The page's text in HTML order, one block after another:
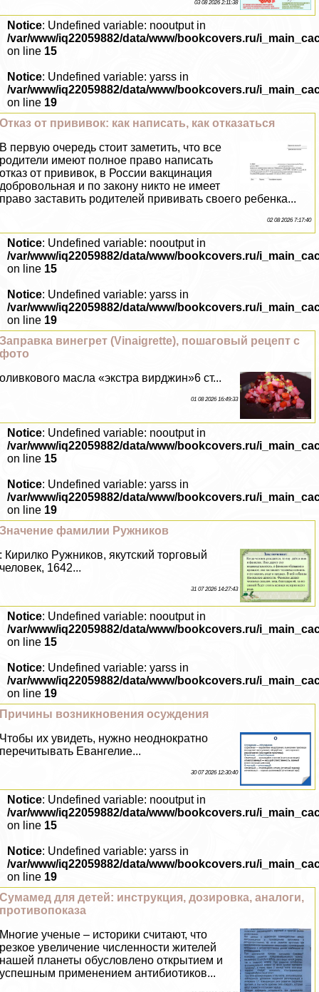
03 08 2026 2:11:38
Notice: Undefined variable: nooutput in
/var/www/iq22059882/data/www/bookcovers.ru/
on line 15
Notice: Undefined variable: yarss in
/var/www/iq22059882/data/www/bookcovers.ru/
on line 19
Отказ от прививок: как написать, как отказаться
В первую очередь стоит заметить, что все
родители имеют полное право написать
отказ от прививок, в России вакцинация
добровольная и по закону никто не имеет
право заставить родителей прививать своего ребенка...
02 08 2026 7:17:40
Notice: Undefined variable: nooutput in
/var/www/iq22059882/data/www/bookcovers.ru/
on line 15
Notice: Undefined variable: yarss in
/var/www/iq22059882/data/www/bookcovers.ru/
on line 19
Заправка винегрет (Vinaigrette), пошаговый рецепт с
фото
оливкового масла «экстра вирджин»6 ст...
01 08 2026 16:49:33
Notice: Undefined variable: nooutput in
/var/www/iq22059882/data/www/bookcovers.ru/
on line 15
Notice: Undefined variable: yarss in
/var/www/iq22059882/data/www/bookcovers.ru/
on line 19
Значение фамилии Ружников
: Кирилко Ружников, якутский торговый
человек, 1642...
31 07 2026 14:27:43
Notice: Undefined variable: nooutput in
/var/www/iq22059882/data/www/bookcovers.ru/
on line 15
Notice: Undefined variable: yarss in
/var/www/iq22059882/data/www/bookcovers.ru/
on line 19
Причины возникновения осуждения
Чтобы их увидеть, нужно неоднократно
перечитывать Евангелие...
30 07 2026 12:30:40
Notice: Undefined variable: nooutput in
/var/www/iq22059882/data/www/bookcovers.ru/
on line 15
Notice: Undefined variable: yarss in
/var/www/iq22059882/data/www/bookcovers.ru/
on line 19
Cумамед для детей: инструкция, дозировка, аналоги,
противопоказа
Многие ученые – историки считают, что
резкое увеличение численности жителей
нашей планеты обусловлено открытием и
успешным применением антибиотиков...